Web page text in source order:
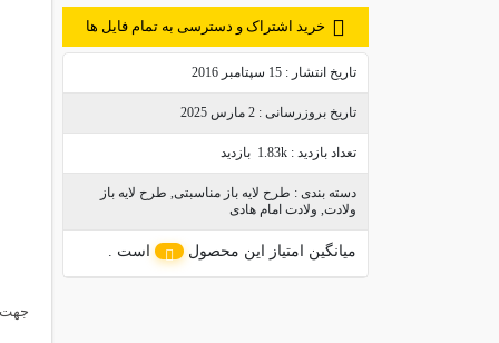
خرید اشتراک و دسترسی به تمام فایل ها
تاریخ انتشار : 15 سپتامبر 2016
تاریخ بروزرسانی : 2 مارس 2025
تعداد بازدید : 1.83k بازدید
دسته بندی : طرح لایه باز مناسبتی, طرح لایه باز
ولادت, ولادت امام هادی
میانگین امتیاز این محصول است .
جهت